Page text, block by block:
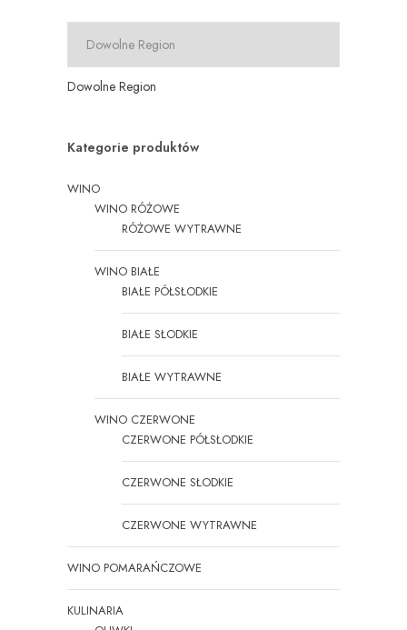
Dowolne Region
Kategorie produktów
WINO
WINO RÓŻOWE
RÓŻOWE WYTRAWNE
WINO BIAŁE
BIAŁE PÓŁSŁODKIE
BIAŁE SŁODKIE
BIAŁE WYTRAWNE
WINO CZERWONE
CZERWONE PÓŁSŁODKIE
CZERWONE SŁODKIE
CZERWONE WYTRAWNE
WINO POMARAŃCZOWE
KULINARIA